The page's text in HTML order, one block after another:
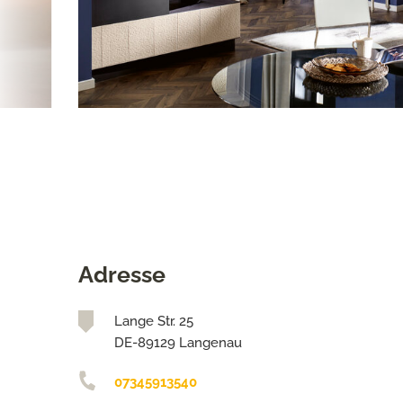
Adresse
Lange Str. 25
DE-89129 Langenau
07345913540